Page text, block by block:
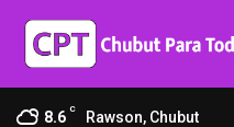
8.6 C Rawson, Chubut